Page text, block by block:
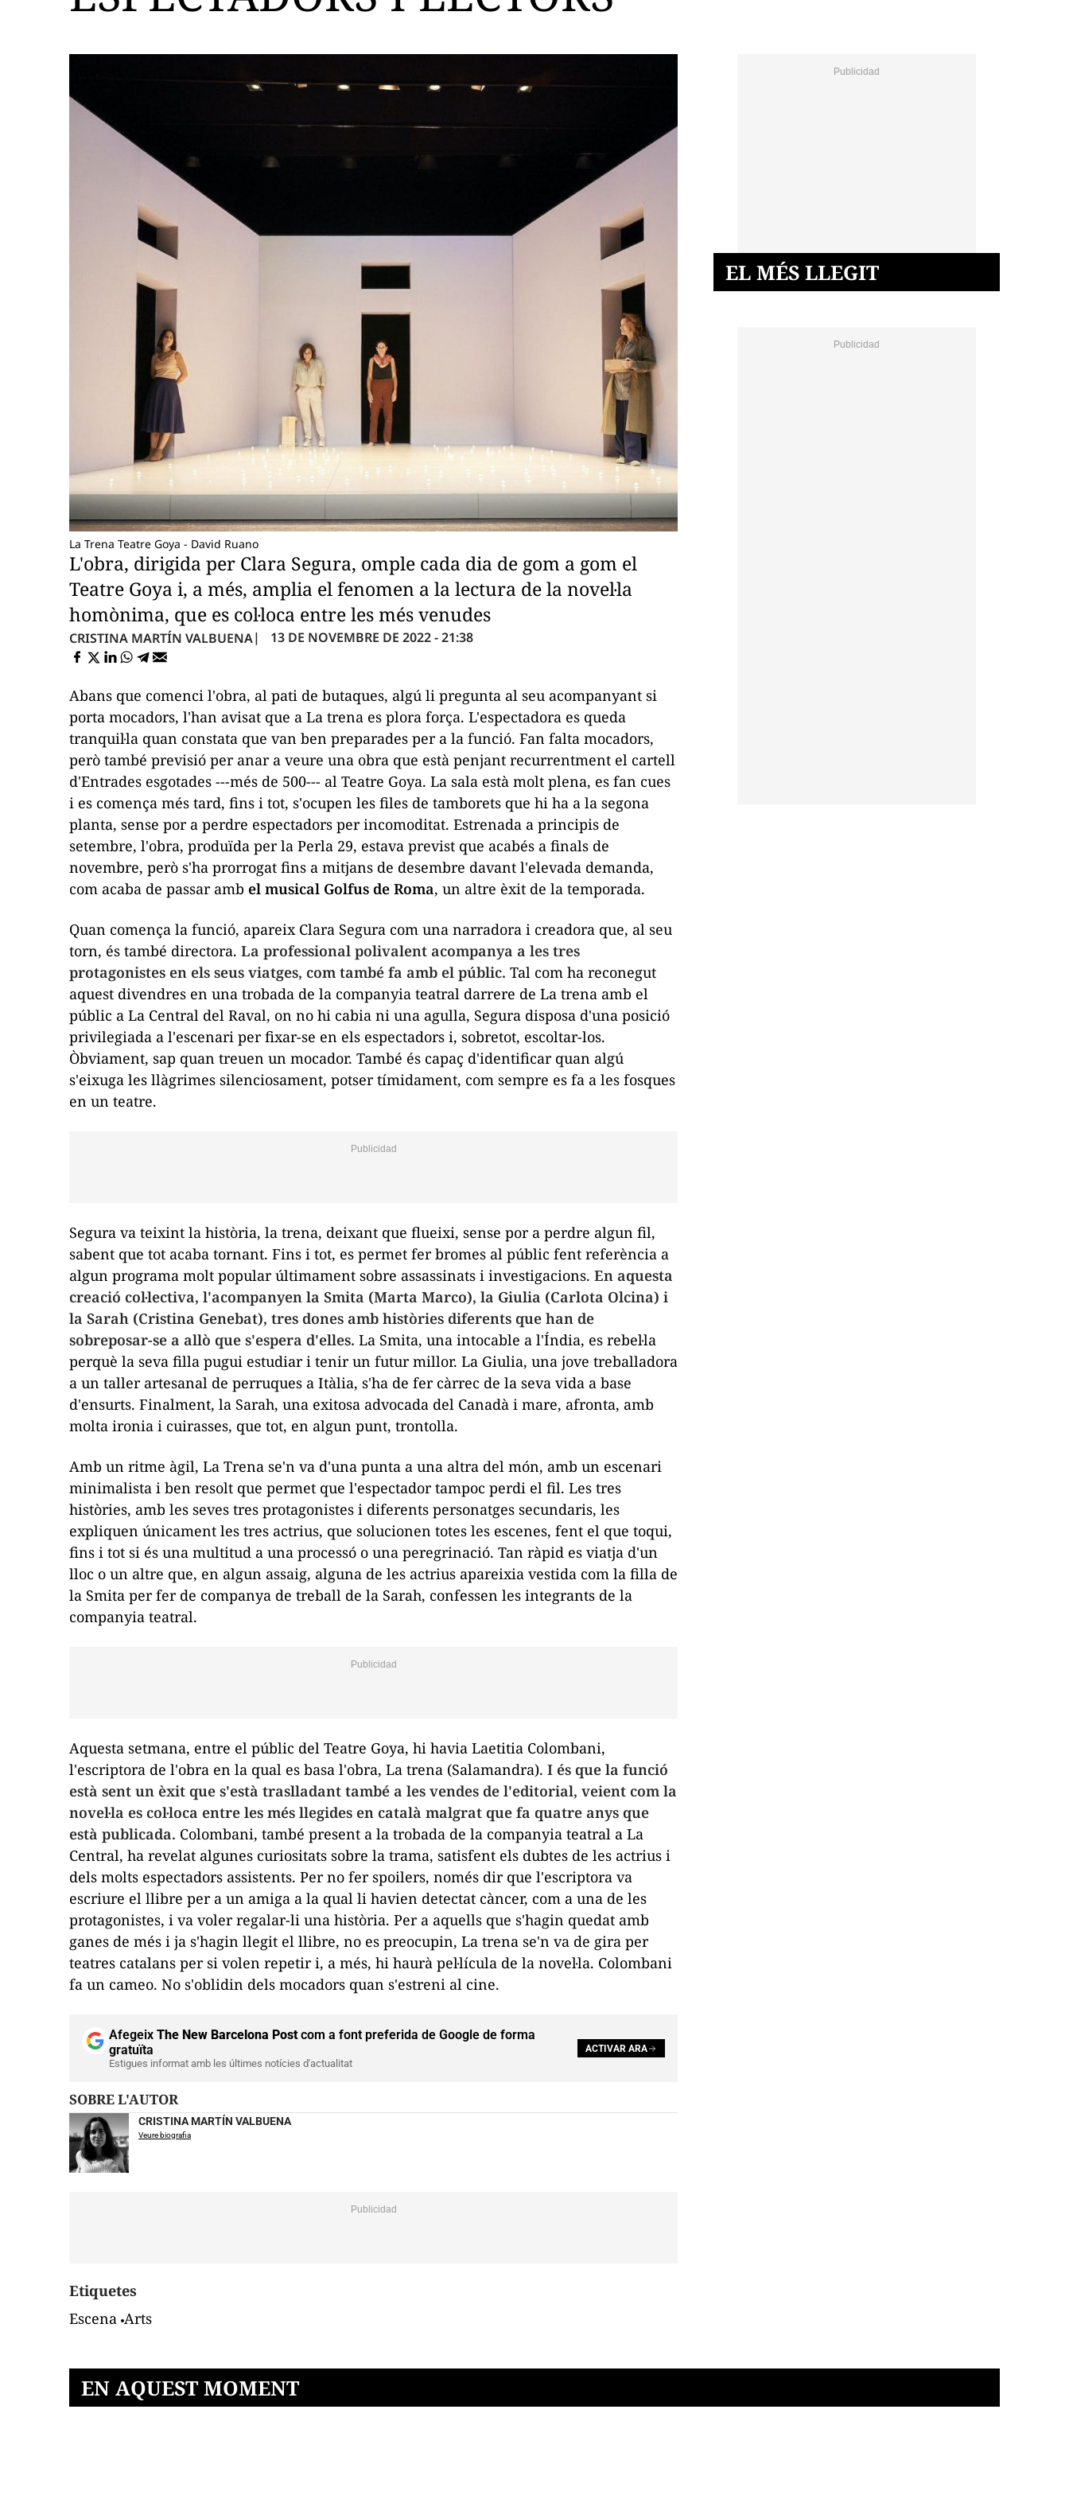
La Trena Teatre Goya - David Ruano
L'obra, dirigida per Clara Segura, omple cada dia de gom a gom el
Teatre Goya i, a més, amplia el fenomen a la lectura de la novel·la
homònima, que es col·loca entre les més venudes
CRISTINA MARTÍN VALBUENA 13 DE NOVEMBRE DE 2022 - 21:38
Abans que comenci l'obra, al pati de butaques, algú li pregunta al seu acompanyant si
porta mocadors, l'han avisat que a La trena es plora força. L'espectadora es queda
tranquil·la quan constata que van ben preparades per a la funció. Fan falta mocadors,
però també previsió per anar a veure una obra que està penjant recurrentment el cartell
d'Entrades esgotades ---més de 500--- al Teatre Goya. La sala està molt plena, es fan cues
i es comença més tard, fins i tot, s'ocupen les files de tamborets que hi ha a la segona
planta, sense por a perdre espectadors per incomoditat. Estrenada a principis de
setembre, l'obra, produïda per la Perla 29, estava previst que acabés a finals de
novembre, però s'ha prorrogat fins a mitjans de desembre davant l'elevada demanda,
com acaba de passar amb el musical Golfus de Roma, un altre èxit de la temporada.
Quan comença la funció, apareix Clara Segura com una narradora i creadora que, al seu
torn, és també directora. La professional polivalent acompanya a les tres
protagonistes en els seus viatges, com també fa amb el públic. Tal com ha reconegut
aquest divendres en una trobada de la companyia teatral darrere de La trena amb el
públic a La Central del Raval, on no hi cabia ni una agulla, Segura disposa d'una posició
privilegiada a l'escenari per fixar-se en els espectadors i, sobretot, escoltar-los.
Òbviament, sap quan treuen un mocador. També és capaç d'identificar quan algú
s'eixuga les llàgrimes silenciosament, potser tímidament, com sempre es fa a les fosques
en un teatre.
Segura va teixint la història, la trena, deixant que flueixi, sense por a perdre algun fil,
sabent que tot acaba tornant. Fins i tot, es permet fer bromes al públic fent referència a
algun programa molt popular últimament sobre assassinats i investigacions. En aquesta
creació col·lectiva, l'acompanyen la Smita (Marta Marco), la Giulia (Carlota Olcina) i
la Sarah (Cristina Genebat), tres dones amb històries diferents que han de
sobreposar-se a allò que s'espera d'elles. La Smita, una intocable a l'Índia, es rebel·la
perquè la seva filla pugui estudiar i tenir un futur millor. La Giulia, una jove treballadora
a un taller artesanal de perruques a Itàlia, s'ha de fer càrrec de la seva vida a base
d'ensurts. Finalment, la Sarah, una exitosa advocada del Canadà i mare, afronta, amb
molta ironia i cuirasses, que tot, en algun punt, trontolla.
Amb un ritme àgil, La Trena se'n va d'una punta a una altra del món, amb un escenari
minimalista i ben resolt que permet que l'espectador tampoc perdi el fil. Les tres
històries, amb les seves tres protagonistes i diferents personatges secundaris, les
expliquen únicament les tres actrius, que solucionen totes les escenes, fent el que toqui,
fins i tot si és una multitud a una processó o una peregrinació. Tan ràpid es viatja d'un
lloc o un altre que, en algun assaig, alguna de les actrius apareixia vestida com la filla de
la Smita per fer de companya de treball de la Sarah, confessen les integrants de la
companyia teatral.
Aquesta setmana, entre el públic del Teatre Goya, hi havia Laetitia Colombani,
l'escriptora de l'obra en la qual es basa l'obra, La trena (Salamandra). I és que la funció
està sent un èxit que s'està traslladant també a les vendes de l'editorial, veient com la
novel·la es col·loca entre les més llegides en català malgrat que fa quatre anys que
està publicada. Colombani, també present a la trobada de la companyia teatral a La
Central, ha revelat algunes curiositats sobre la trama, satisfent els dubtes de les actrius i
dels molts espectadors assistents. Per no ferspoilers, només dir que l'escriptora va
escriure el llibre per a un amiga a la qual li havien detectat càncer, com a una de les
protagonistes, i va voler regalar-li una història. Per a aquells que s'hagin quedat amb
ganes de més i ja s'hagin llegit el llibre, no es preocupin, La trena se'n va de gira per
teatres catalans per si volen repetir i, a més, hi haurà pel·lícula de la novel·la. Colombani
fa un cameo. No s'oblidin dels mocadors quan s'estreni al cine.
Afegeix The New Barcelona Postcom a font preferida de Google de forma
gratuïta
Estigues informat amb les últimes notícies d'actualitat
ACTIVAR ARA
SOBRE L'AUTOR
CRISTINA MARTÍN VALBUENA
Veure biografia
Etiquetes
Escena Arts
EL MÉS LLEGIT
EN AQUEST MOMENT